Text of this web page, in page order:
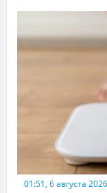
01:51, 6 августа 2026